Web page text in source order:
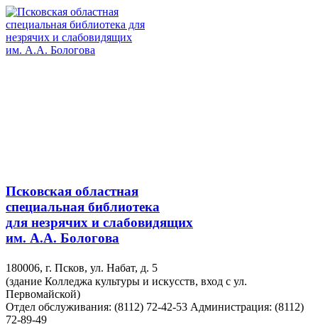
Псковская областная
специальная библиотека
для незрячих и слабовидящих
им. А.А. Бологова
180006, г. Псков, ул. Набат, д. 5
(здание Колледжа культуры и искусств, вход с ул.
Первомайской)
Отдел обслуживания: (8112) 72-42-53 Администрация: (8112)
72-89-49